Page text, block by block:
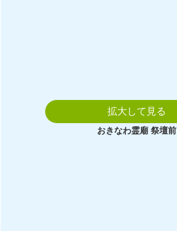
拡大して見る
おきなわ霊廟 祭壇前